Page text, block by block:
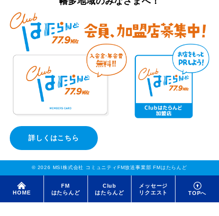
詳しくはこちら
© 2026 MSI株式会社 コミュニティFM放送事業部 FMはたらんど
HOME
FM
はたらんど
Club
はたらんど
メッセージ
リクエスト
TOPへ